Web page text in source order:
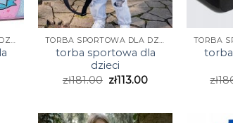
torba sportowa dla
dzieci
zł181.00 zł113.00
zł